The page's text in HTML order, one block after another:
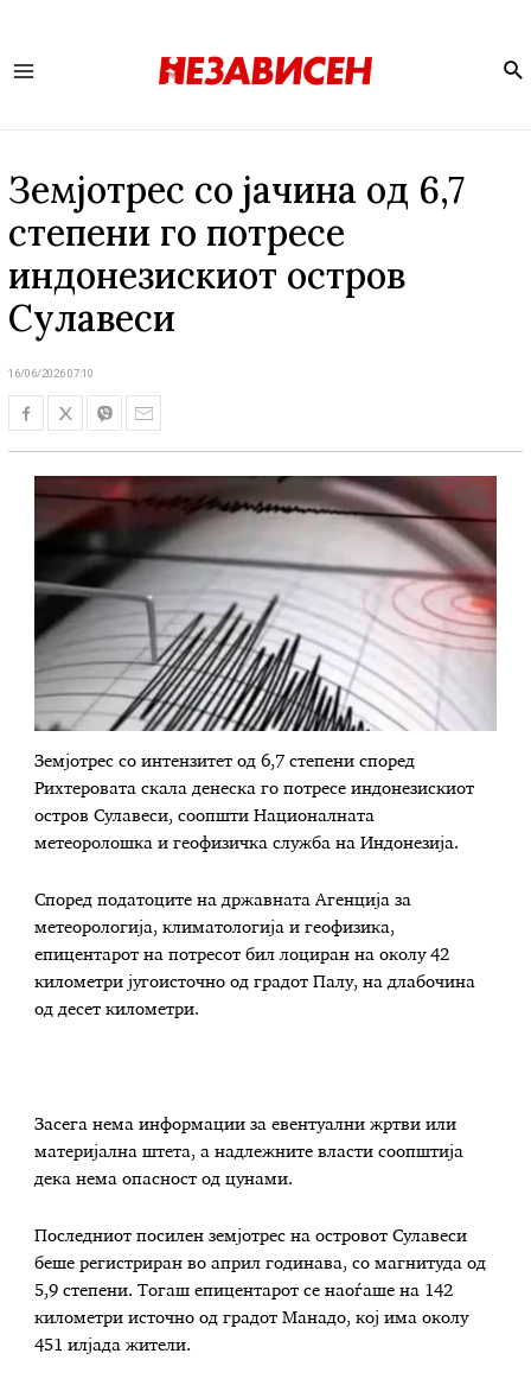
Земјотрес со јачина од 6,7
степени го потресе
индонезискиот остров
Сулавеси
16/06/2026 07:10
Земјотрес со интензитет од 6,7 степени според
Рихтеровата скала денеска го потресе индонезискиот
остров Сулавеси, соопшти Националната
метеоролошка и геофизичка служба на Индонезија.
Според податоците на државната Агенција за
метеорологија, климатологија и геофизика,
епицентарот на потресот бил лоциран на околу 42
километри југоисточно од градот Палу, на длабочина
од десет километри.
Засега нема информации за евентуални жртви или
материјална штета, а надлежните власти соопштија
дека нема опасност од цунами.
Последниот посилен земјотрес на островот Сулавеси
беше регистриран во април годинава, со магнитуда од
5,9 степени. Тогаш епицентарот се наоѓаше на 142
километри источно од градот Манадо, кој има околу
451 илјада жители.